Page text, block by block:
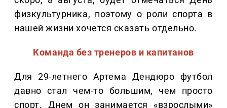
физкультурника, поэтому о роли спорта в
нашей жизни хочется сказать отдельно.
Команда без тренеров и капитанов
Для 29-летнего Артема Дендюро футбол
давно стал чем-то большим, чем просто
спорт. Днем он занимается «взрослыми»